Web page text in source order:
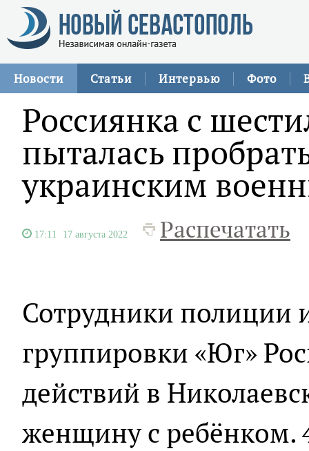
Новости Статьи Интервью Фото
Россиянка с
пыталась
украинским
17:11 17 августа 2022 Распечатать
Сотрудники полиции
группировки «Юг»
действий в
женщину с ребёнком.